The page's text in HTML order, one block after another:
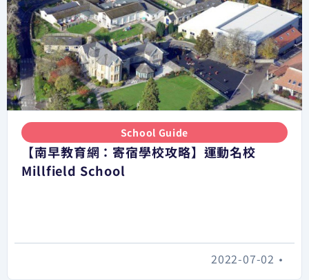
School Guide
【南早教育網：寄宿學校攻略】運動名校
Millfield School
•
2022-07-02